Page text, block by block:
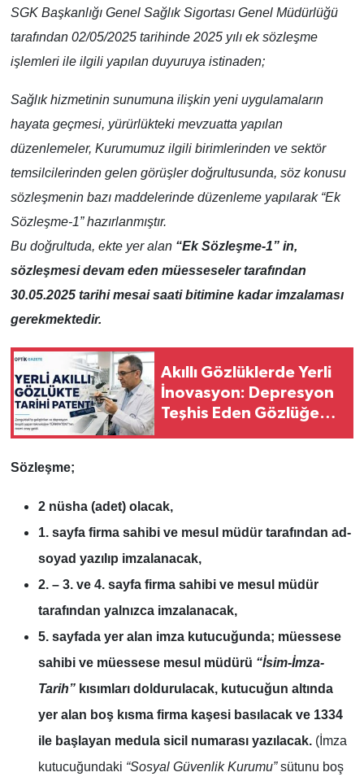
SGK Başkanlığı Genel Sağlık Sigortası Genel Müdürlüğü
tarafından 02/05/2025 tarihinde 2025 yılı ek sözleşme
işlemleri ile ilgili yapılan duyuruya istinaden;
Sağlık hizmetinin sunumuna ilişkin yeni uygulamaların
hayata geçmesi, yürürlükteki mevzuatta yapılan
düzenlemeler, Kurumumuz ilgili birimlerinden ve sektör
temsilcilerinden gelen görüşler doğrultusunda, söz konusu
sözleşmenin bazı maddelerinde düzenleme yapılarak “Ek
Sözleşme-1” hazırlanmıştır.
Bu doğrultuda, ekte yer alan “Ek Sözleşme-1” in,
sözleşmesi devam eden müesseseler tarafından
30.05.2025 tarihi mesai saati bitimine kadar imzalaması
gerekmektedir.
Akıllı Gözlüklerde Yerli
İnovasyon: Depresyon
Teşhis Eden Gözlüğe
Sözleşme;
2 nüsha (adet) olacak,
1. sayfa firma sahibi ve mesul müdür tarafından ad-
soyad yazılıp imzalanacak,
2. – 3. ve 4. sayfa firma sahibi ve mesul müdür
tarafından yalnızca imzalanacak,
5. sayfada yer alan imza kutucuğunda; müessese
sahibi ve müessese mesul müdürü “İsim-İmza-
Tarih”kısımları doldurulacak, kutucuğun altında
yer alan boş kısma firma kaşesi basılacak ve 1334
ile başlayan medula sicil numarası yazılacak. (İmza
kutucuğundaki “Sosyal Güvenlik Kurumu”sütunu boş